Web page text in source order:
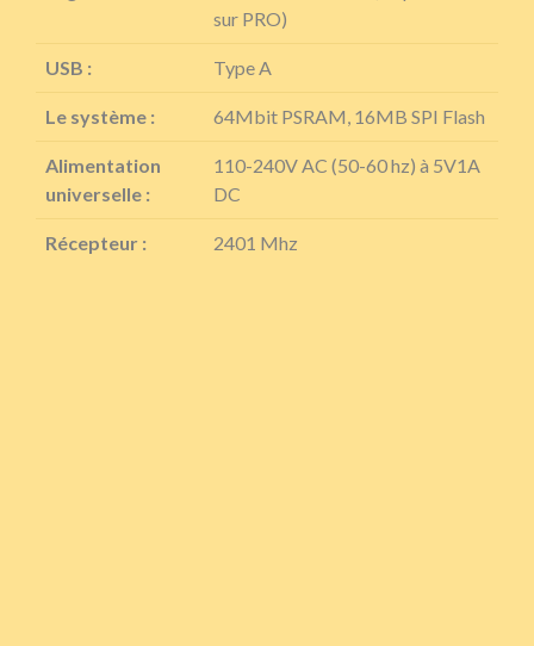
sur PRO)
USB : Type A
Le système : 64Mbit PSRAM, 16MB SPI Flash
Alimentation
universelle :
110-240V AC (50-60 hz) à 5V1A
DC
Récepteur : 2401 Mhz